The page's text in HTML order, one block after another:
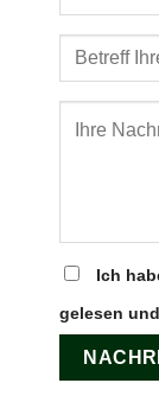
Ich
gelesen